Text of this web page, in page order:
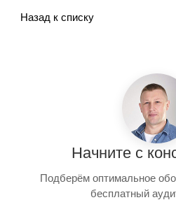
Назад к списку
Начните с
Подберём оптимальное
бесплатный